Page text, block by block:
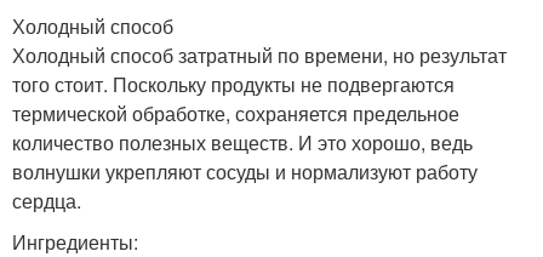
Холодный способ
Холодный способ затратный по времени, но результат
того стоит. Поскольку продукты не подвергаются
термической обработке, сохраняется предельное
количество полезных веществ. И это хорошо, ведь
волнушки укрепляют сосуды и нормализуют работу
сердца.
Ингредиенты: